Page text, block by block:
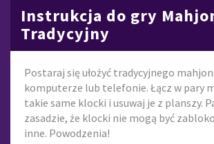
Instrukcja do gry
Tradycyjny
Postaraj się ułożyć tradycyjnego
komputerze lub telefonie. Łącz w pary
takie same klocki i usuwaj je z planszy.
zasadzie, że klocki nie mogą być
inne. Powodzenia!